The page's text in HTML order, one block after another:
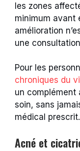
les zones
minimum avant
amélioration
une
Pour les
chroniques du
un complément
soin, sans
médical prescrit.
Acné et